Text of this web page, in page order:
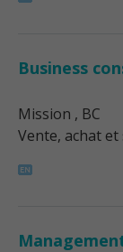
Business
Mission , BC
Vente, achat et